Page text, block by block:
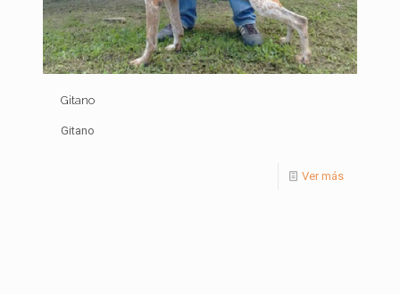
Gitano
Gitano
Ver más